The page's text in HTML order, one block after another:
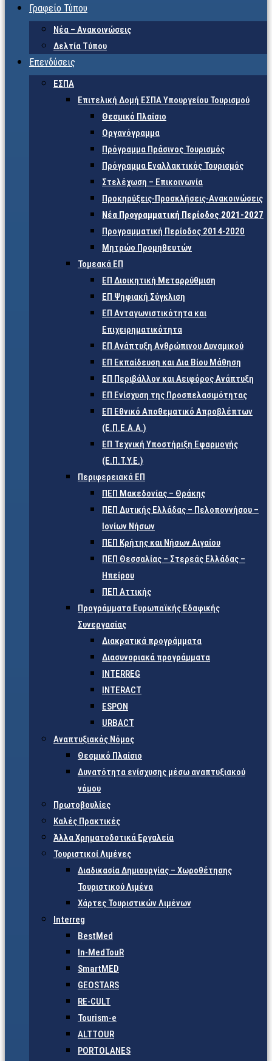
Γραφείο Τύπου
Νέα – Ανακοινώσεις
Δελτία Τύπου
Επενδύσεις
ΕΣΠΑ
Επιτελική Δομή ΕΣΠΑ Υπουργείου Τουρισμού
Θεσμικό Πλαίσιο
Οργανόγραμμα
Πρόγραμμα Πράσινος Τουρισμός
Πρόγραμμα Εναλλακτικός Τουρισμός
Στελέχωση – Επικοινωνία
Προκηρύξεις-Προσκλήσεις-Ανακοινώσεις
Νέα Προγραμματική Περίοδος 2021-2027
Προγραμματική Περίοδος 2014-2020
Μητρώο Προμηθευτών
Τομεακά ΕΠ
ΕΠ Διοικητική Μεταρρύθμιση
ΕΠ Ψηφιακή Σύγκλιση
ΕΠ Ανταγωνιστικότητα και
Επιχειρηματικότητα
ΕΠ Ανάπτυξη Ανθρώπινου Δυναμικού
ΕΠ Εκπαίδευση και Δια Βίου Μάθηση
ΕΠ Περιβάλλον και Αειφόρος Ανάπτυξη
ΕΠ Ενίσχυση της Προσπελασιμότητας
ΕΠ Εθνικό Αποθεματικό Απροβλέπτων
(Ε.Π.Ε.Α.Α.)
ΕΠ Τεχνική Υποστήριξη Εφαρμογής
(Ε.Π.Τ.Υ.Ε.)
Περιφερειακά ΕΠ
ΠΕΠ Μακεδονίας – Θράκης
ΠΕΠ Δυτικής Ελλάδας – Πελοποννήσου –
Ιονίων Νήσων
ΠΕΠ Κρήτης και Νήσων Αιγαίου
ΠΕΠ Θεσσαλίας – Στερεάς Ελλάδας –
Ηπείρου
ΠΕΠ Αττικής
Προγράμματα Ευρωπαϊκής Εδαφικής
Συνεργασίας
Διακρατικά προγράμματα
Διασυνοριακά προγράμματα
INTERREG
INTERACT
ESPON
URBACT
Αναπτυξιακός Νόμος
Θεσμικό Πλαίσιο
Δυνατότητα ενίσχυσης μέσω αναπτυξιακού
νόμου
Πρωτοβουλίες
Καλές Πρακτικές
Άλλα Χρηματοδοτικά Εργαλεία
Τουριστικοί Λιμένες
Διαδικασία Δημιουργίας – Χωροθέτησης
Τουριστικού Λιμένα
Χάρτες Τουριστικών Λιμένων
Interreg
BestMed
In-MedTouR
SmartMED
GEOSTARS
RE-CULT
Tourism-e
ALTTOUR
PORTOLANES